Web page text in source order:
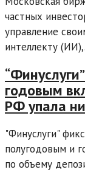
частных
управление
интеллекту
годовым
РФ упала
"Финуслуги"
полугодовым и
по объему